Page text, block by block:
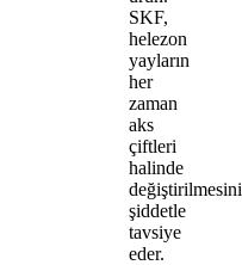
SKF,
helezon
yayların
her
zaman
aks
çiftleri
halinde
değiştirilmesini
şiddetle
tavsiye
eder.